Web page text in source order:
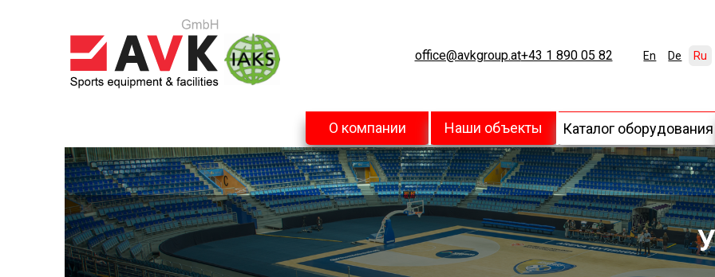
office@avkgroup.at+43 1 890 05 82 En De Ru
О компании Наши объекты Каталог оборудования